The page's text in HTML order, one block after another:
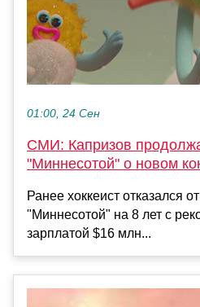
01:00, 24 Сен
СМИ: Капризов
"Миннесотой" о новом
Ранее хоккеист отказался
"Миннесотой" на 8 лет с
зарплатой $16 млн...